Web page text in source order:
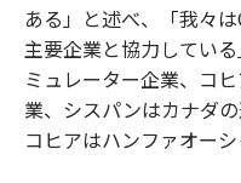
ある」と述べ、「我々
主要企業と協力してい
ミュレーター企業、コ
業、シスパンはカナダ
コヒアはハンファオー